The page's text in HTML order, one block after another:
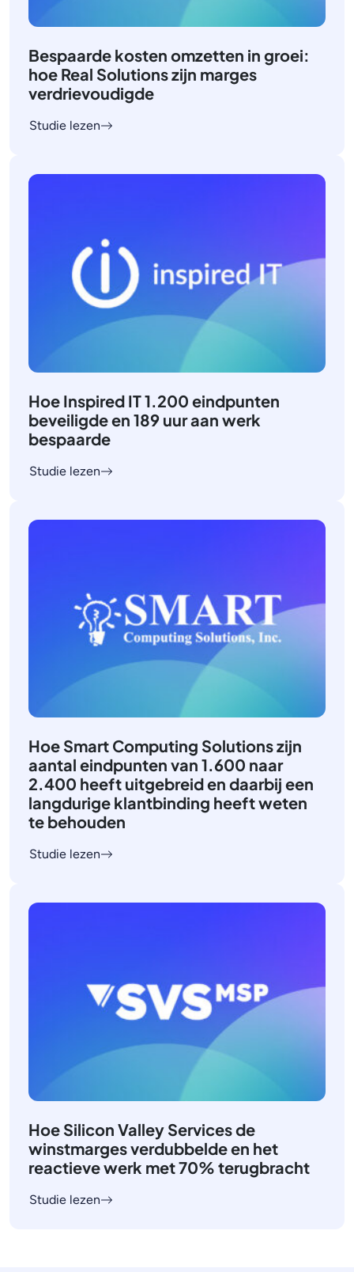
Bespaarde kosten omzetten in groei:
hoe Real Solutions zijn marges
verdrievoudigde
Studie lezen
Hoe Inspired IT 1.200 eindpunten
beveiligde en 189 uur aan werk
bespaarde
Studie lezen
Hoe Smart Computing Solutions zijn
aantal eindpunten van 1.600 naar
2.400 heeft uitgebreid en daarbij een
langdurige klantbinding heeft weten
te behouden
Studie lezen
Hoe Silicon Valley Services de
winstmarges verdubbelde en het
reactieve werk met 70% terugbracht
Studie lezen